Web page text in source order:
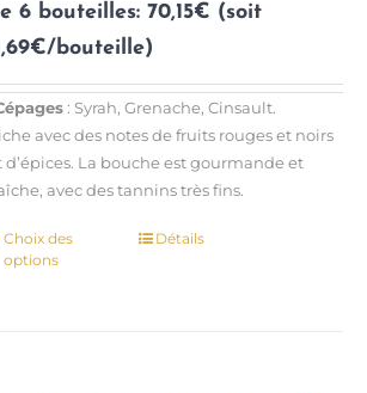
6 bouteilles: 70,15€ (soit
bouteille)
: Syrah, Grenache, Cinsault.
avec des notes de fruits rouges et noirs
d’épices. La bouche est gourmande et
avec des tannins très fins.
Choix des
options
CeDétails